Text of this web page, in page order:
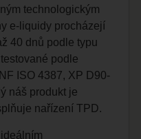
technologickým
e-liquidy procházejí
40 dnů podle typu
podle
ISO 4387, XP D90-
náš produkt je
nařízení TPD.